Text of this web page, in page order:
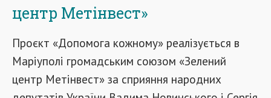
центр Метінвест»
Проєкт «Допомога кожному» реалізується в
Маріуполі громадським союзом «Зелений
центр Метінвест» за сприяння народних